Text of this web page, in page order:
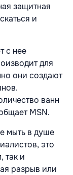
защитная
и
с нее
для
они создают
ванн
MSN.
мыть в душе
это
так и
разрыв или